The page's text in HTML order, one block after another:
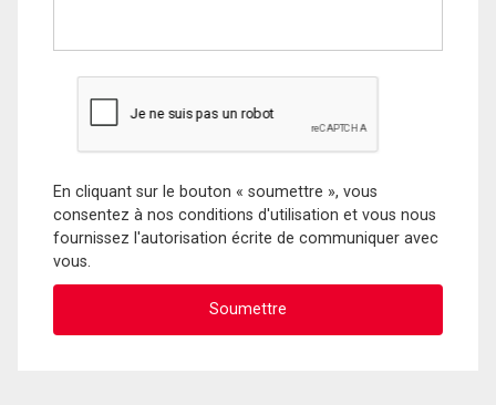
En cliquant sur le bouton « soumettre », vous
consentez à nos conditions d'utilisation et vous nous
fournissez l'autorisation écrite de communiquer avec
vous.